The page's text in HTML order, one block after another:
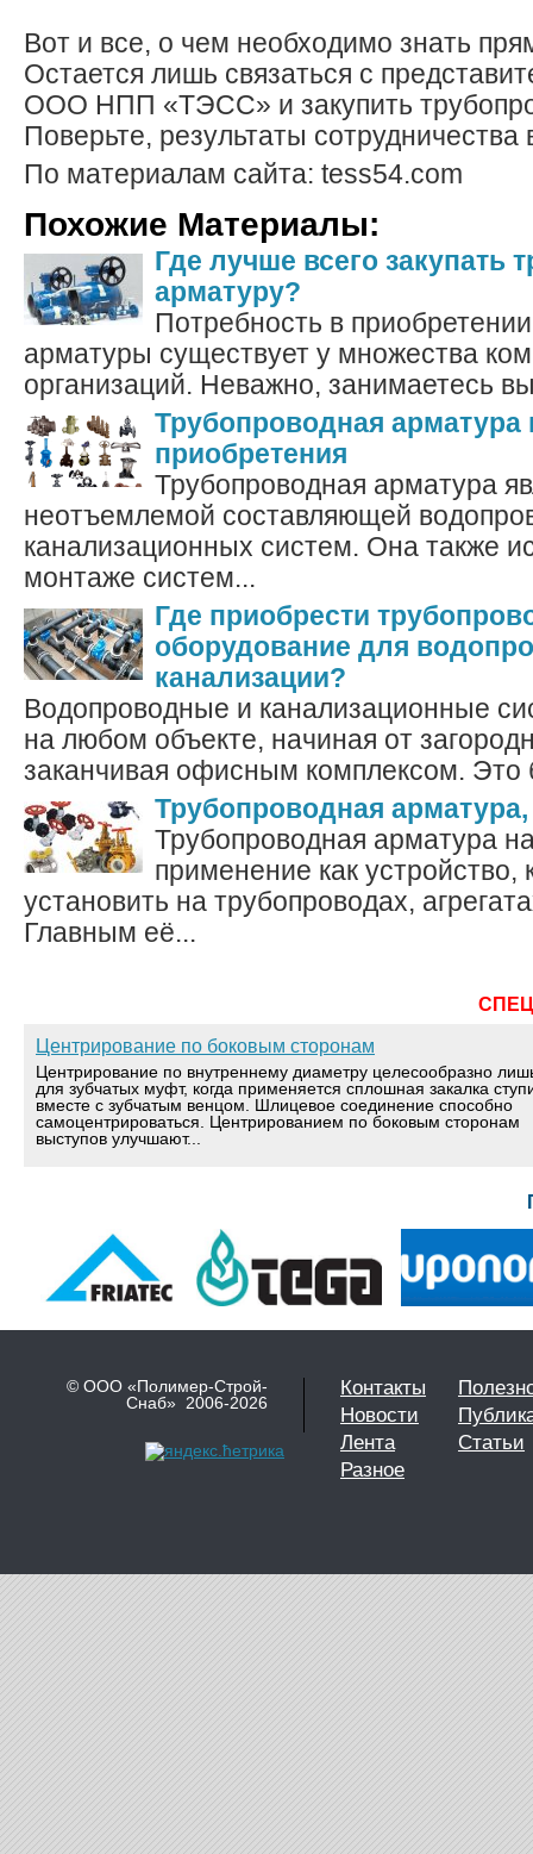
Вот и все, о чем необходимо знать
Остается лишь связаться с
ООО НПП «ТЭСС» и закупить
Поверьте, результаты сотрудничества
По материалам сайта: tess54.com
Похожие Материалы:
Где лучше всего закупать
арматуру?
Потребность в
арматуры существует у множества
организаций. Неважно, занимаетесь
Трубопроводная арматура
приобретения
Трубопроводная арматура
неотъемлемой составляющей
канализационных систем. Она также
монтаже систем...
Где приобрести
оборудование для
канализации?
Водопроводные и канализационные
на любом объекте, начиная от
заканчивая офисным комплексом. Это
Трубопроводная
Трубопроводная арматура
применение как устройство,
установить на трубопроводах,
Главным её...
Центрирование по боковым сторонам
Центрирование по внутреннему диаметру целесообразно
для зубчатых муфт, когда применяется сплошная закалка
вместе с зубчатым венцом. Шлицевое соединение способно
самоцентрироваться. Центрированием по боковым сторонам
выступов улучшают...
© ООО «Полимер-Строй-
Снаб» 2006-2026
Контакты
Новости
Лента
Статьи
Разное